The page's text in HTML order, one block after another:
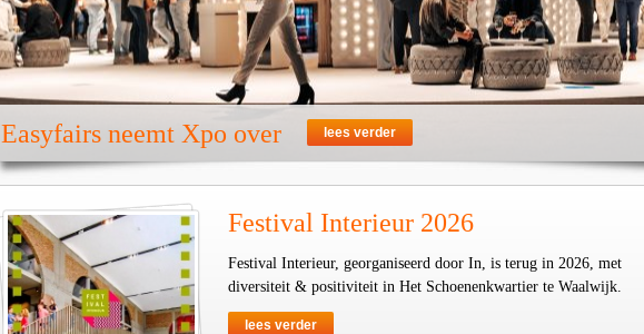
Easyfairs neemt Xpo over lees verder
Festival Interieur 2026
Festival Interieur, georganiseerd door In, is terug in 2026, met
diversiteit & positiviteit in Het Schoenenkwartier te Waalwijk.
lees verder